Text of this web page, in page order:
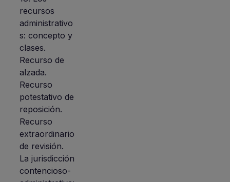
recursos
administrativo
s: concepto y
clases.
Recurso de
alzada.
Recurso
potestativo de
reposición.
Recurso
extraordinario
de revisión.
La jurisdicción
contencioso-